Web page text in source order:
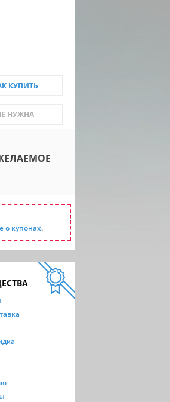
КУПИТЬ
НУЖНА
о купонах.